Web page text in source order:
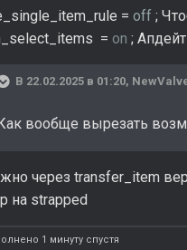
= off ;
= on ;
В 22.02.2025 в 01:20,
Как вообще вырезать
через transfer_item
на strapped
1 минуту спустя